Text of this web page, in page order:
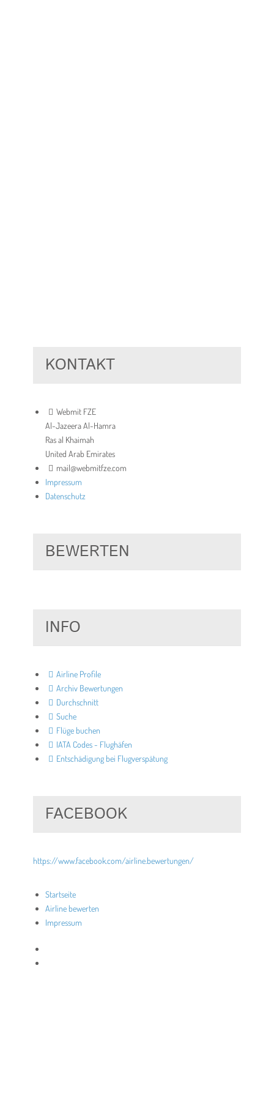
KONTAKT
Webmit FZE
Al-Jazeera Al-Hamra
Ras al Khaimah
United Arab Emirates
mail@webmitfze.com
Impressum
Datenschutz
BEWERTEN
INFO
Airline Profile
Archiv Bewertungen
Durchschnitt
Suche
Flüge buchen
IATA Codes - Flughäfen
Entschädigung bei Flugverspätung
FACEBOOK
https://www.facebook.com/airline.bewertungen/
Startseite
Airline bewerten
Impressum